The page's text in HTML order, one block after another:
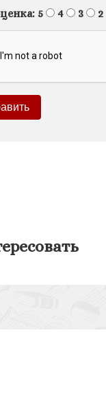
5 4 3 2